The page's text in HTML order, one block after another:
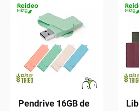
Pendrive 16GB de